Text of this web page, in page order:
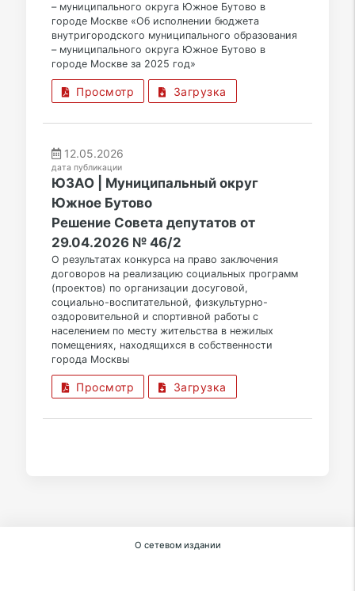
– муниципального округа Южное Бутово в
городе Москве «Об исполнении бюджета
внутригородского муниципального образования
– муниципального округа Южное Бутово в
городе Москве за 2025 год»
Просмотр Загрузка
12.05.2026
дата публикации
ЮЗАО | Муниципальный округ
Южное Бутово
Решение Совета депутатов от
29.04.2026 № 46/2
О результатах конкурса на право заключения
договоров на реализацию социальных программ
(проектов) по организации досуговой,
социально-воспитательной, физкультурно-
оздоровительной и спортивной работы с
населением по месту жительства в нежилых
помещениях, находящихся в собственности
города Москвы
Просмотр Загрузка
О сетевом издании